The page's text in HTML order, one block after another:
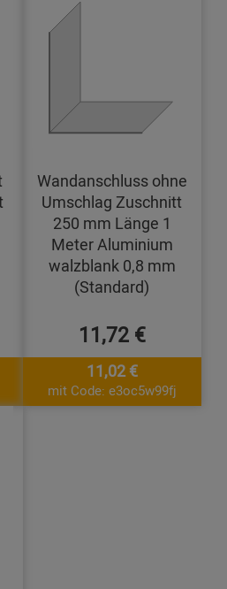
Wandanschluss ohne
Umschlag Zuschnitt
250 mm Länge 1
Meter Aluminium
walzblank 0,8 mm
(Standard)
11,72 €
11,02 €
mit Code: e3oc5w99fj